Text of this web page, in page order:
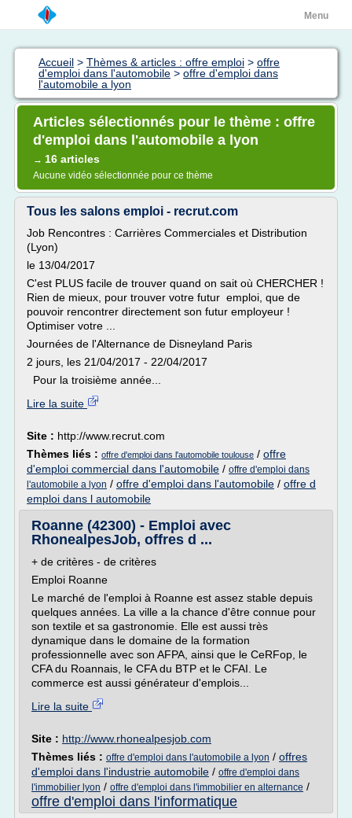
Menu
Accueil > Thèmes & articles : offre emploi > offre
d'emploi dans l'automobile > offre d'emploi dans
l'automobile a lyon
Articles sélectionnés pour le thème : offre
d'emploi dans l'automobile a lyon
→ 16 articles
Aucune vidéo sélectionnée pour ce thème
Tous les salons emploi - recrut.com
Job Rencontres : Carrières Commerciales et Distribution
(Lyon)
le 13/04/2017
C'est PLUS facile de trouver quand on sait où CHERCHER !
Rien de mieux, pour trouver votre futur emploi, que de
pouvoir rencontrer directement son futur employeur !
Optimiser votre ...
Journées de l'Alternance de Disneyland Paris
2 jours, les 21/04/2017 - 22/04/2017
Pour la troisième année...
Lire la suite
Site : http://www.recrut.com
Thèmes liés : offre d'emploi dans l'automobile toulouse / offre
d'emploi commercial dans l'automobile / offre d'emploi dans
l'automobile a lyon / offre d'emploi dans l'automobile / offre d
emploi dans l automobile
Roanne (42300) - Emploi avec
RhonealpesJob, offres d ...
+ de critères - de critères
Emploi Roanne
Le marché de l'emploi à Roanne est assez stable depuis
quelques années. La ville a la chance d'être connue pour
son textile et sa gastronomie. Elle est aussi très
dynamique dans le domaine de la formation
professionnelle avec son AFPA, ainsi que le CeRFop, le
CFA du Roannais, le CFA du BTP et le CFAI. Le
commerce est aussi générateur d'emplois...
Lire la suite
Site : http://www.rhonealpesjob.com
Thèmes liés : offre d'emploi dans l'automobile a lyon / offres
d'emploi dans l'industrie automobile / offre d'emploi dans
l'immobilier lyon / offre d'emploi dans l'immobilier en alternance /
offre d'emploi dans l'informatique